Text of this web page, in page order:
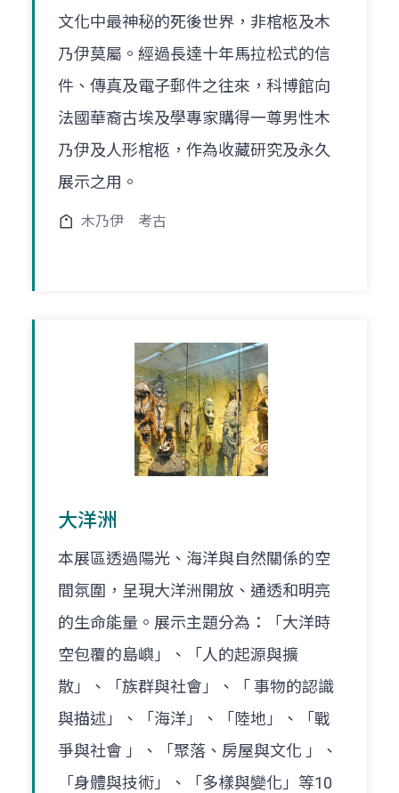
文化中最神秘的死後世界，非棺柩及木
乃伊莫屬。經過長達十年馬拉松式的信
件、傳真及電子郵件之往來，科博館向
法國華裔古埃及學專家購得一尊男性木
乃伊及人形棺柩，作為收藏研究及永久
展示之用。
木乃伊 考古
大洋洲
本展區透過陽光、海洋與自然關係的空
間氛圍，呈現大洋洲開放、通透和明亮
的生命能量。展示主題分為：「大洋時
空包覆的島嶼」、「人的起源與擴
散」、「族群與社會」、「 事物的認識
與描述」、「海洋」、「陸地」、「戰
爭與社會 」、「聚落、房屋與文化 」、
「身體與技術」、「多樣與變化」等10